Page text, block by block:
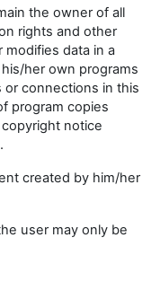
the owner of all
rights and other
modifies data in a
her own programs
or connections in this
program copies
notice
created by him/her
user may only be